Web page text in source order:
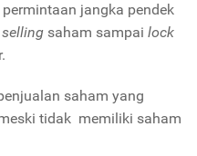
jangka pendek
saham sampai lock
saham yang
tidak memiliki saham